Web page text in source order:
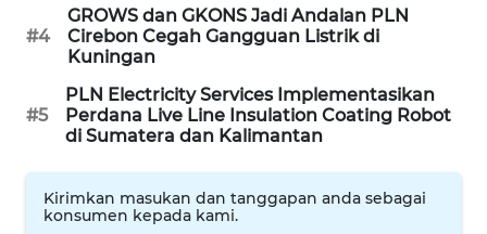
#4
GROWS dan GKONS Jadi Andalan PLN
Cirebon Cegah Gangguan Listrik di
Kuningan
#5
PLN Electricity Services Implementasikan
Perdana Live Line Insulation Coating Robot
di Sumatera dan Kalimantan
Kirimkan masukan dan tanggapan anda sebagai
konsumen kepada kami.
SPORT
WAHANA
UMKM
WAHANA
WAHANA